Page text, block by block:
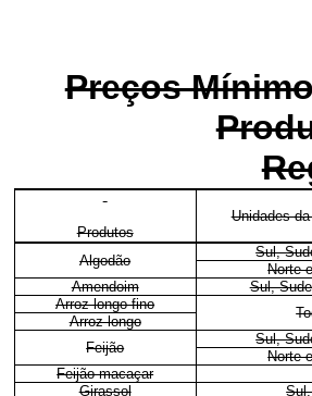
Preços
Produtos
Unidades
Algodão
Sul,
Norte
Amendoim
Sul,
Arroz longo fino
Arroz longo
Feijão
Sul,
Norte
Feijão macaçar
Girassol